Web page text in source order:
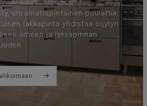
ultramattapintainen puulattia,
lakkapinta yhdistää öljytyn
ilmeen ja lakkapinnan